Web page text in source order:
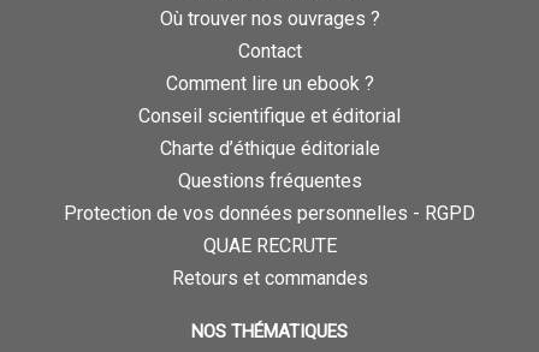
Où trouver nos ouvrages ?
Contact
Comment lire un ebook ?
Conseil scientifique et éditorial
Charte d’éthique éditoriale
Questions fréquentes
Protection de vos données personnelles - RGPD
QUAE RECRUTE
Retours et commandes
NOS THÉMATIQUES